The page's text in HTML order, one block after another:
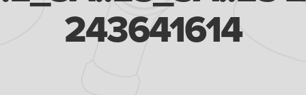
243641614